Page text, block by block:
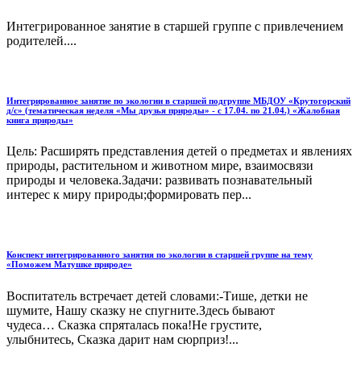
Интегрированное занятие в старшей группе с привлечением
родителей....
Интегрированное занятие по экологии в старшей подгруппе МБДОУ «Крутогорский
д/с» (тематическая неделя «Мы друзья природы» - с 17.04. по 21.04.) «Жалобная
книга природы»
Цель: Расширять представления детей о предметах и явлениях
природы, растительном и животном мире, взаимосвязи
природы и человека.Задачи: развивать познавательный
интерес к миру природы;формировать пер...
Конспект интегрированного занятия по экологии в старшей группе на тему
«Поможем Матушке природе»
Воспитатель встречает детей словами:-Тише, детки не
шумите, Нашу сказку не спугните.Здесь бывают
чудеса… Сказка спряталась пока!Не грустите,
улыбнитесь, Сказка дарит нам сюрприз!...